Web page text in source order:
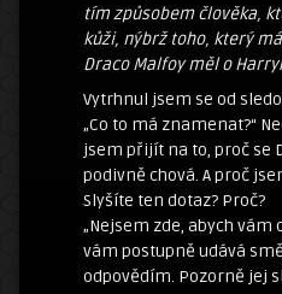
tím způsobem člověka,
kůži, nýbrž toho, který
Draco Malfoy měl o
Vytrhnul jsem se od
„Co to má znamenat?“
jsem přijít na to, proč se
podivně chová. A proč
Slyšíte ten dotaz? Proč?
„Nejsem zde, abych vám
vám postupně udává
odpovědím. Pozorně jej